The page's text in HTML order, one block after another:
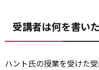
受講者は何を書い
ハント氏の授業を受けた